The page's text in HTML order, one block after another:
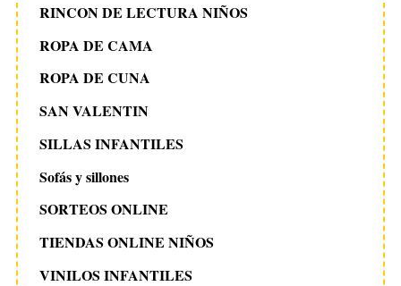
RINCON DE LECTURA NIÑOS
ROPA DE CAMA
ROPA DE CUNA
SAN VALENTIN
SILLAS INFANTILES
Sofás y sillones
SORTEOS ONLINE
TIENDAS ONLINE NIÑOS
VINILOS INFANTILES